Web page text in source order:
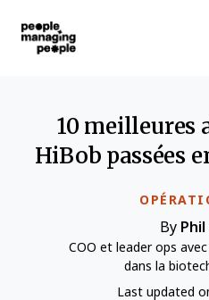
10 meilleures
HiBob passées
By
COO et leader ops
dans la
Last updated